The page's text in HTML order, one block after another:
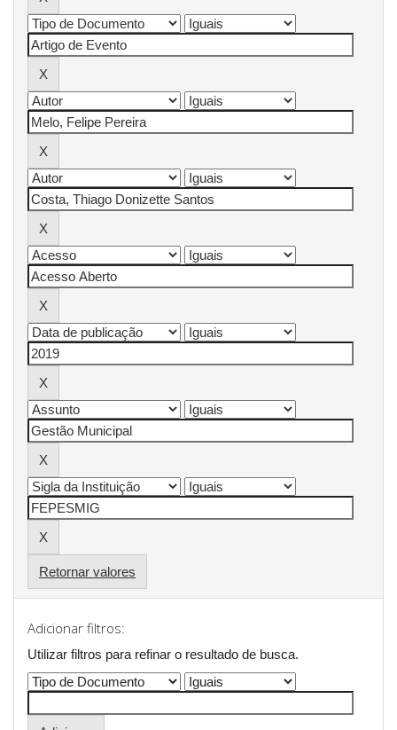
Retornar valores
Adicionar filtros:
Utilizar filtros para refinar o resultado de busca.